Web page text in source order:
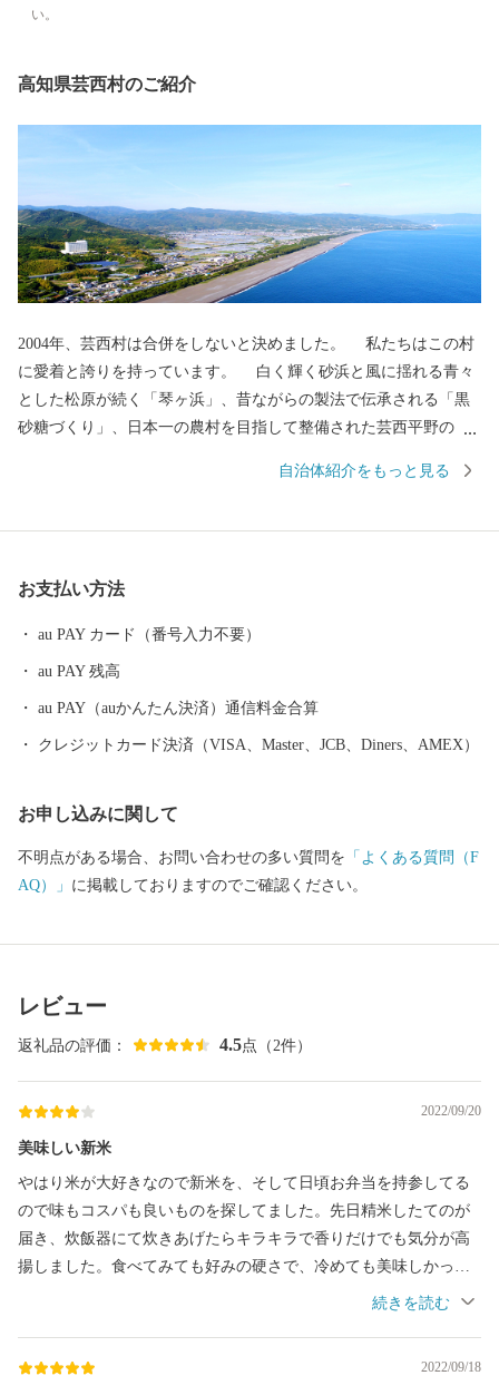
い。
高知県芸西村のご紹介
2004年、芸西村は合併をしないと決めました。 私たちはこの村
に愛着と誇りを持っています。 白く輝く砂浜と風に揺れる青々
とした松原が続く「琴ヶ浜」、昔ながらの製法で伝承される「黒
砂糖づくり」、日本一の農村を目指して整備された芸西平野の
の世代に受け継ぐため、村民のみなさんと共に工夫して課題に立
自治体紹介をもっと見る
お支払い方法
au PAY カード（番号入力不要）
au PAY 残高
au PAY（auかんたん決済）通信料金合算
クレジットカード決済（VISA、Master、JCB、Diners、AMEX）
お申し込みに関して
不明点がある場合、お問い合わせの多い質問を 「よくある質問（F
AQ）」 に掲載しておりますのでご確認ください。
レビュー
返礼品の評価： 4.5点（2件）
2022/09/20
美味しい新米
やはり米が大好きなので新米を、そして日頃お弁当を持参してる
ので味もコスパも良いものを探してました。先日精米したてのが
届き、炊飯器にて炊きあげたらキラキラで香りだけでも気分が高
揚しました。食べてみても好みの硬さで、冷めても美味しかった
です。無くなる前に再度頼めるといいなと思って美味しく頂いて
2022/09/18